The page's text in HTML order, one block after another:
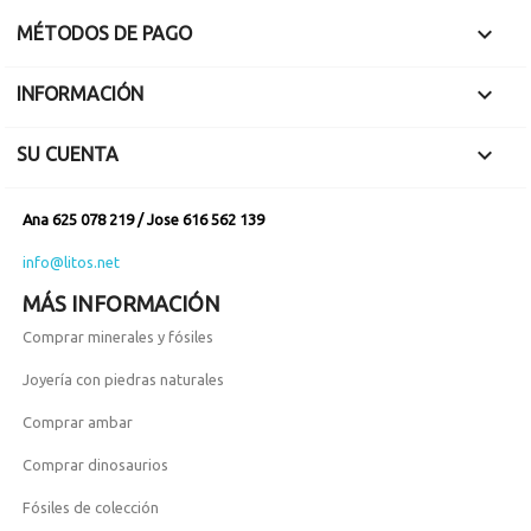
de ley
4 cm.
MÉTODOS DE PAGO 
INFORMACIÓN 
SU CUENTA 
Ana 625 078 219 / Jose 616 562 139
info@litos.net
MÁS INFORMACIÓN
Comprar minerales y fósiles
Joyería con piedras naturales
Comprar ambar
Comprar dinosaurios
Fósiles de colección